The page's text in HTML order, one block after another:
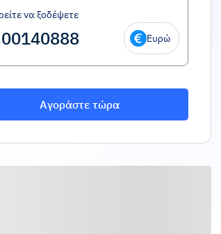
να ξοδέψετε
Ευρώ
Αγοράστε τώρα